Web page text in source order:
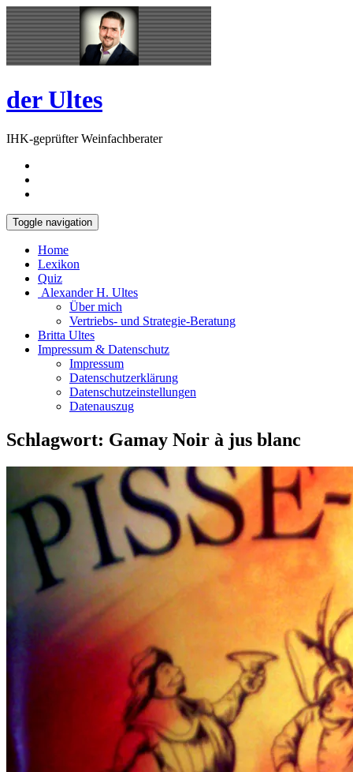
Skip
to
content
Open
Sidebar
der Ultes
IHK-geprüfter Weinfachberater
Toggle navigation
Home
Lexikon
Quiz
Alexander H. Ultes
Über mich
Vertriebs- und Strategie-Beratung
Britta Ultes
Impressum & Datenschutz
Impressum
Datenschutzerklärung
Datenschutzeinstellungen
Datenauszug
Schlagwort: Gamay Noir à jus blanc